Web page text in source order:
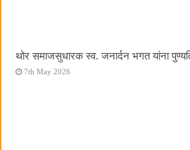
थोर समाजसुधारक स्व. जनार्दन भगत यांना
7th May 2026